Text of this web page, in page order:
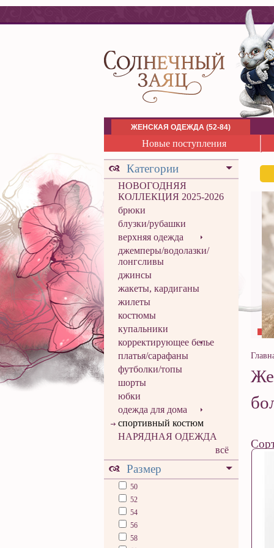
ЖЕНСКАЯ ОДЕЖДА (52-84)
Новые поступления
Категории
НОВОГОДНЯЯ
КОЛЛЕКЦИЯ 2025-2026
брюки
блузки/рубашки
верхняя одежда
джемперы/водолазки/
лонгсливы
джинсы
жакеты, кардиганы
жилеты
костюмы
купальники
корректирующее белье
платья/сарафаны
футболки/топы
шорты
юбки
одежда для дома
спортивный костюм
НАРЯДНАЯ ОДЕЖДА
всё
Размер
50
52
54
56
58